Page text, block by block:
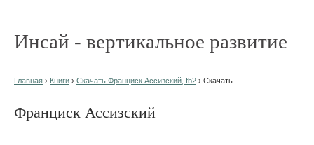
Инсай - вертикальное развитие
Главная › Книги › Скачать Франциск Ассизский, fb2 › Скачать
Франциск Ассизский